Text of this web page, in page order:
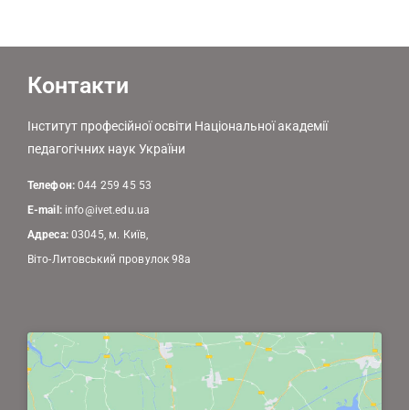
Контакти
Інститут професійної освіти Національної академії
педагогічних наук України
Телефон:044 259 45 53
E-mail: info@ivet.edu.ua
Адреса:03045, м. Київ,
Віто-Литовський провулок 98а